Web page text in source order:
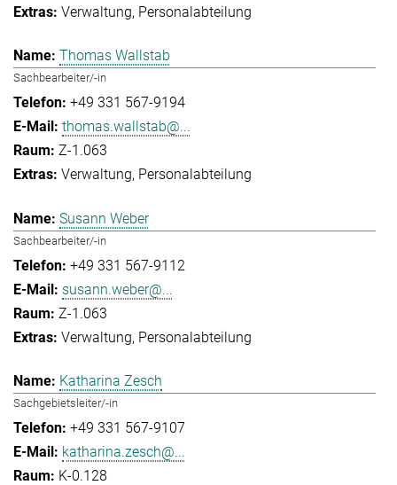
Verwaltung Personalabteilung
Thomas Wallstab
Sachbearbeiter/-in
+49 331 567-9194
thomas.wallstab@...
Z-1.063
Verwaltung Personalabteilung
Susann Weber
Sachbearbeiter/-in
+49 331 567-9112
susann.weber@...
Z-1.063
Verwaltung Personalabteilung
Katharina Zesch
Sachgebietsleiter/-in
+49 331 567-9107
katharina.zesch@...
K-0.128